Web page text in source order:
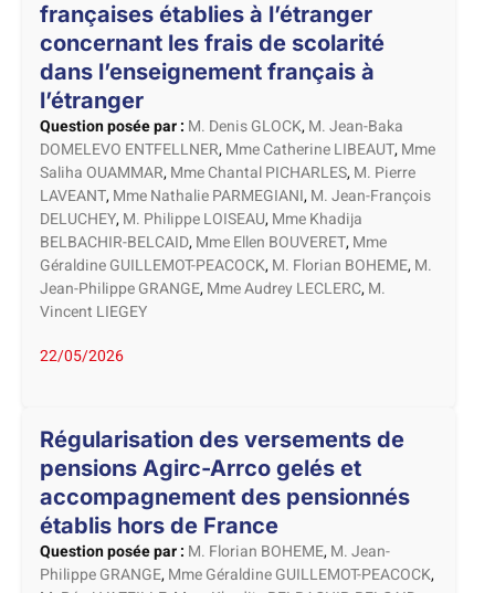
françaises établies à l’étranger
concernant les frais de scolarité
dans l’enseignement français à
l’étranger
Question posée par : M. Denis GLOCK,M. Jean-Baka
DOMELEVO ENTFELLNER,Mme Catherine LIBEAUT,Mme
Saliha OUAMMAR,Mme Chantal PICHARLES,M. Pierre
LAVEANT,Mme Nathalie PARMEGIANI,M. Jean-François
DELUCHEY,M. Philippe LOISEAU,Mme Khadija
BELBACHIR-BELCAID,Mme Ellen BOUVERET,Mme
Géraldine GUILLEMOT-PEACOCK,M. Florian BOHEME,M.
Jean-Philippe GRANGE,Mme Audrey LECLERC,M.
Vincent LIEGEY
22/05/2026
Régularisation des versements de
pensions Agirc-Arrco gelés et
accompagnement des pensionnés
établis hors de France
Question posée par : M. Florian BOHEME,M. Jean-
Philippe GRANGE,Mme Géraldine GUILLEMOT-PEACOCK,